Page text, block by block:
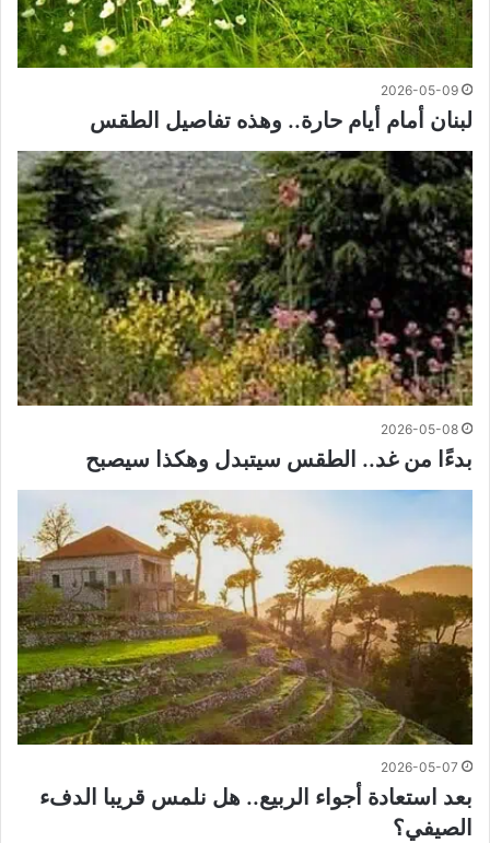
2026-05-09
لبنان أمام أيام حارة.. وهذه تفاصيل الطقس
2026-05-08
بدءًا من غد.. الطقس سيتبدل وهكذا سيصبح
2026-05-07
بعد استعادة أجواء الربيع.. هل نلمس قريبا الدفء
الصيفي؟